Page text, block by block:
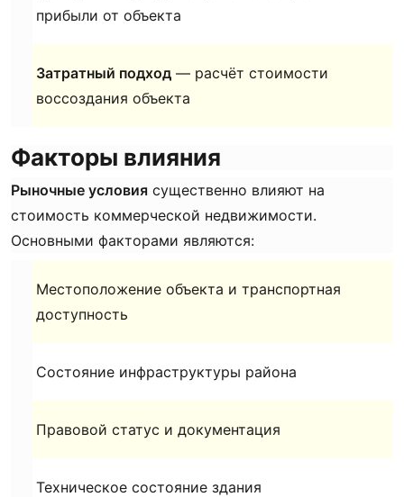
прибыли от объекта
Затратный подход — расчёт стоимости
воссоздания объекта
Факторы влияния
Рыночные условия существенно влияют на
стоимость коммерческой недвижимости.
Основными факторами являются:
Местоположение объекта и транспортная
доступность
Состояние инфраструктуры района
Правовой статус и документация
Техническое состояние здания